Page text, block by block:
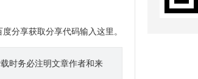
分享获取分享代码输入这里。
时务必注明文章作者和来